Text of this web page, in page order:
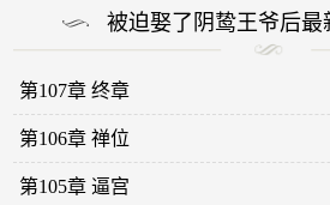
被迫娶了阴鸷王爷后最
第107章 终章
第106章 禅位
第105章 逼宫